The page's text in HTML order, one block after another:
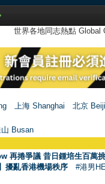
世界各地同志熱點
上海 Shanghai
北京
Busan
再捲爭議 昔日鍾培生百萬
擾亂香港機場秩序 #港男